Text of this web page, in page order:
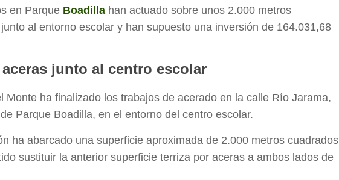
en Parque Boadilla han actuado sobre unos 2.000 metros
al entorno escolar y han supuesto una inversión de 164.031,68
aceras junto al centro escolar
Monte ha finalizado los trabajos de acerado en la calle Río Jarama,
Parque Boadilla, en el entorno del centro escolar.
ha abarcado una superficie aproximada de 2.000 metros cuadrados
sustituir la anterior superficie terriza por aceras a ambos lados de